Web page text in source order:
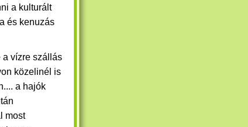
a kulturált
és kenuzás
a vízre szállás
közelinél is
a hajók
most